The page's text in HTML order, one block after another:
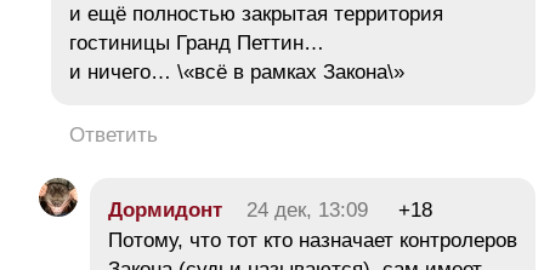
и ещё полностью закрытая территория
гостиницы Гранд Петтин…
и ничего… \«всё в рамках Закона\»
Ответить
Дормидонт 24 дек, 13:09
+18
Потому, что тот кто назначает контролеров